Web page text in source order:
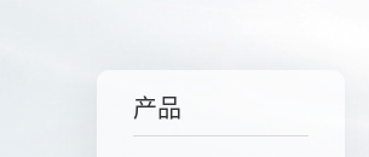
产品